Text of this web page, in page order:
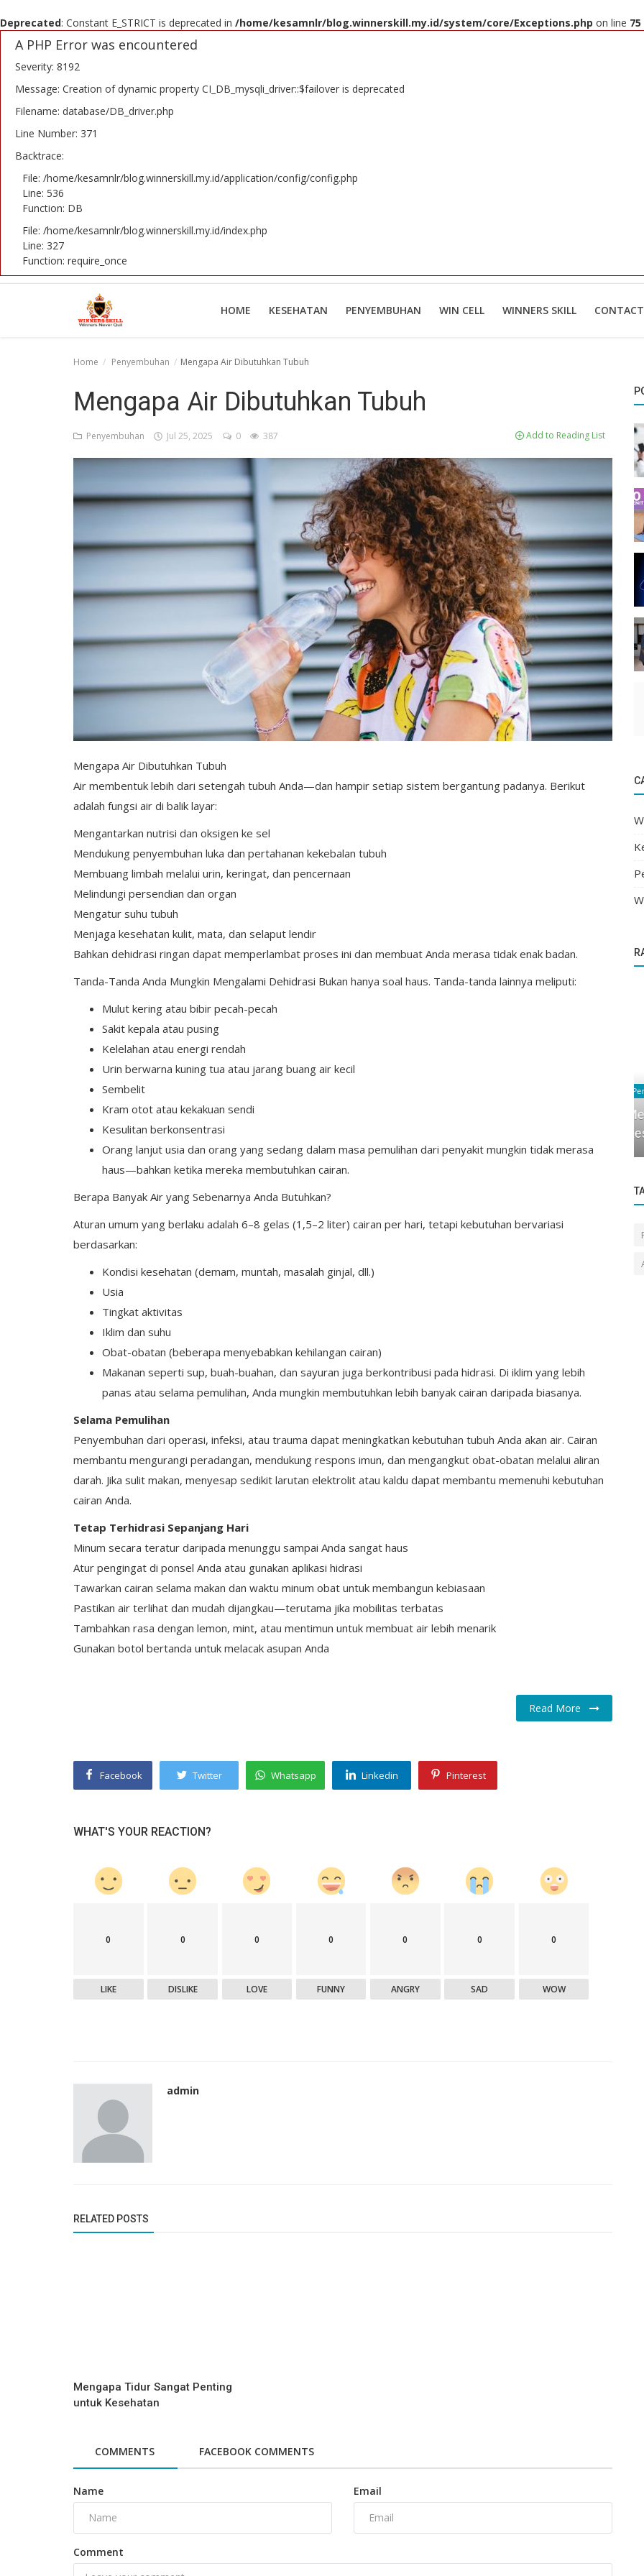
Deprecated: Constant E_STRICT is deprecated in /home/kesamnlr/blog.winnerskill.my.id/system/core/Exceptions.php on line 75
A PHP Error was encountered
Severity: 8192
Message: Creation of dynamic property CI_DB_mysqli_driver::$failover is deprecated
Filename: database/DB_driver.php
Line Number: 371
Backtrace:
File: /home/kesamnlr/blog.winnerskill.my.id/application/config/config.php
Line: 536
Function: DB
File: /home/kesamnlr/blog.winnerskill.my.id/index.php
Line: 327
Function: require_once
HOME KESEHATAN PENYEMBUHAN WIN CELL WINNERS SKILL CONTACT
Kesehatan
Penyembuhan
Win Cell
Winners Skill
Contact
Login
Home Penyembuhan Mengapa Air Dibutuhkan Tubuh
Mengapa Air Dibutuhkan Tubuh
Penyembuhan Jul 25, 2025 0 387 Add to Reading List
Mengapa Air Dibutuhkan Tubuh
Air membentuk lebih dari setengah tubuh Anda—dan hampir setiap sistem bergantung padanya. Berikut
adalah fungsi air di balik layar:
Mengantarkan nutrisi dan oksigen ke sel
Mendukung penyembuhan luka dan pertahanan kekebalan tubuh
Membuang limbah melalui urin, keringat, dan pencernaan
Melindungi persendian dan organ
Mengatur suhu tubuh
Menjaga kesehatan kulit, mata, dan selaput lendir
Bahkan dehidrasi ringan dapat memperlambat proses ini dan membuat Anda merasa tidak enak badan.
Tanda-Tanda Anda Mungkin Mengalami Dehidrasi Bukan hanya soal haus. Tanda-tanda lainnya meliputi:
Mulut kering atau bibir pecah-pecah
Sakit kepala atau pusing
Kelelahan atau energi rendah
Urin berwarna kuning tua atau jarang buang air kecil
Sembelit
Kram otot atau kekakuan sendi
Kesulitan berkonsentrasi
Orang lanjut usia dan orang yang sedang dalam masa pemulihan dari penyakit mungkin tidak merasa
haus—bahkan ketika mereka membutuhkan cairan.
Berapa Banyak Air yang Sebenarnya Anda Butuhkan?
Aturan umum yang berlaku adalah 6–8 gelas (1,5–2 liter) cairan per hari, tetapi kebutuhan bervariasi
berdasarkan:
Kondisi kesehatan (demam, muntah, masalah ginjal, dll.)
Usia
Tingkat aktivitas
Iklim dan suhu
Obat-obatan (beberapa menyebabkan kehilangan cairan)
Makanan seperti sup, buah-buahan, dan sayuran juga berkontribusi pada hidrasi. Di iklim yang lebih
panas atau selama pemulihan, Anda mungkin membutuhkan lebih banyak cairan daripada biasanya.
Selama Pemulihan
Penyembuhan dari operasi, infeksi, atau trauma dapat meningkatkan kebutuhan tubuh Anda akan air. Cairan
membantu mengurangi peradangan, mendukung respons imun, dan mengangkut obat-obatan melalui aliran
darah. Jika sulit makan, menyesap sedikit larutan elektrolit atau kaldu dapat membantu memenuhi kebutuhan
cairan Anda.
Tetap Terhidrasi Sepanjang Hari
Minum secara teratur daripada menunggu sampai Anda sangat haus
Atur pengingat di ponsel Anda atau gunakan aplikasi hidrasi
Tawarkan cairan selama makan dan waktu minum obat untuk membangun kebiasaan
Pastikan air terlihat dan mudah dijangkau—terutama jika mobilitas terbatas
Tambahkan rasa dengan lemon, mint, atau mentimun untuk membuat air lebih menarik
Gunakan botol bertanda untuk melacak asupan Anda
Read More
Facebook Twitter Whatsapp Linkedin Pinterest
WHAT'S YOUR REACTION?
0
LIKE
0
DISLIKE
0
LOVE
0
FUNNY
0
ANGRY
0
SAD
0
WOW
admin
RELATED POSTS
Mengapa Tidur Sangat Penting
untuk Kesehatan
COMMENTS FACEBOOK COMMENTS
Name Email
Comment
Win Cell
Mengapa Smartphone Berpotensi
Merusak Tulang Belakang